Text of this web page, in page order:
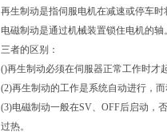
再生制动是指伺服电机在减速或停车
电磁制动是通过机械装置锁住电机的轴
三者的区别：
()再生制动必须在伺服器正常工作时才
(2)再生制动的工作是系统自动进行，
(3)电磁制动一般在SV、OFF后启动，
过热。